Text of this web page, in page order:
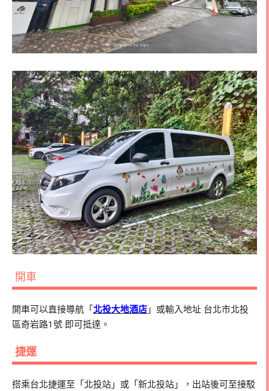
開車
開車可以直接導航「北投大地酒店 」或輸入地址 台北市北投
區奇岩路1號 即可抵達。
捷運
搭乘台北捷運至「北投站」或「新北投站」，出站後可至接駁